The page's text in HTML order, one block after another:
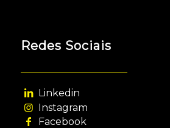
Redes Sociais
Linkedin
Instagram
Facebook